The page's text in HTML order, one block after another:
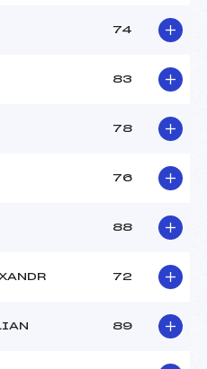
74
83
78
76
88
72
89